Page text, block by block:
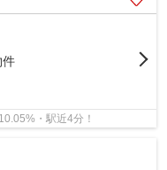
件
・駅近4分！